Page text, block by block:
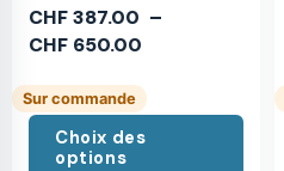
CHF387.00 –
CHF 650.00
Sur commande
Choix des
options